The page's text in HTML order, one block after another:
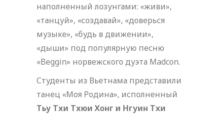
наполненный лозунгами: «живи»,
«танцуй», «создавай», «доверься
музыке», «будь в движении»,
«дыши» под популярную песню
«Beggin» норвежского дуэта Madcon.
Студенты из Вьетнама представили
танец «Моя Родина», исполненный
Тьу Тхи Тхюи Хонг и Нгуин Тхи